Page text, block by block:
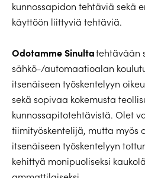
kunnossapidon tehtäviä sekä
käyttöön liittyviä tehtäviä.
Odotamme Sinultatehtävään
sähkö-/automaatioalan
itsenäiseen työskentelyyn
sekä sopivaa kokemusta
kunnossapitotehtävistä. Olet
tiimityöskentelijä, mutta myös
itsenäiseen työskentelyyn
kehittyä monipuoliseksi